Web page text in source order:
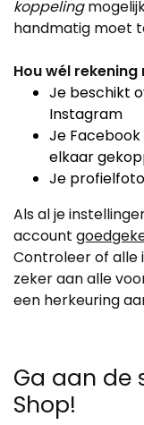
koppeling
handmatig moet
Hou wél
Je beschikt
Instagram
Je
elkaar
Je
Als al je
account
Controleer of alle
zeker aan alle
een herkeuring
Ga aan de
Shop!